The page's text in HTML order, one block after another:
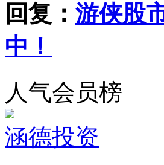
回复： 游侠股
中！
人气会员榜
涵德投资